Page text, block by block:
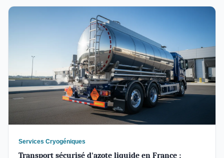
Services Cryogéniques
Transport sécurisé d'azote liquide en France :